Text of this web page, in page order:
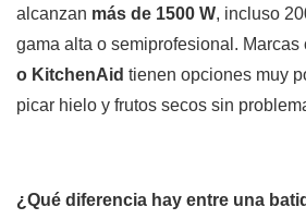
alcanzan más de 1500 W, incluso
gama alta o semiprofesional. Marcas
o KitchenAid tienen opciones muy
picar hielo y frutos secos sin
¿Qué diferencia hay entre una